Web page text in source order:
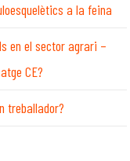
a la feina
en el sector agrari –
CE?
treballador?